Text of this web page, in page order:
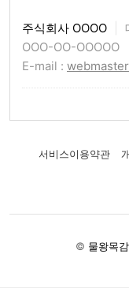
주식회사 OOOO
OOO-OO-OOOOO
E-mail :
서비스이용약관
© 물왕목